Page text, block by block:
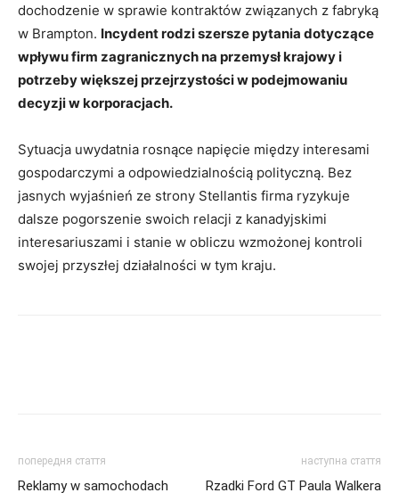
dochodzenie w sprawie kontraktów związanych z fabryką
w Brampton. Incydent rodzi szersze pytania dotyczące
wpływu firm zagranicznych na przemysł krajowy i
potrzeby większej przejrzystości w podejmowaniu
decyzji w korporacjach.
Sytuacja uwydatnia rosnące napięcie między interesami
gospodarczymi a odpowiedzialnością polityczną. Bez
jasnych wyjaśnień ze strony Stellantis firma ryzykuje
dalsze pogorszenie swoich relacji z kanadyjskimi
interesariuszami i stanie w obliczu wzmożonej kontroli
swojej przyszłej działalności w tym kraju.
попередня стаття
Reklamy w samochodach
наступна стаття
Rzadki Ford GT Paula Walkera